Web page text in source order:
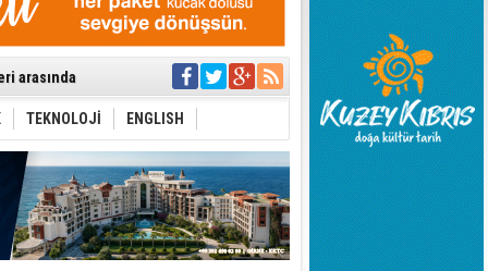
arasında
Yasası
TEKNOLOJİ ENGLISH